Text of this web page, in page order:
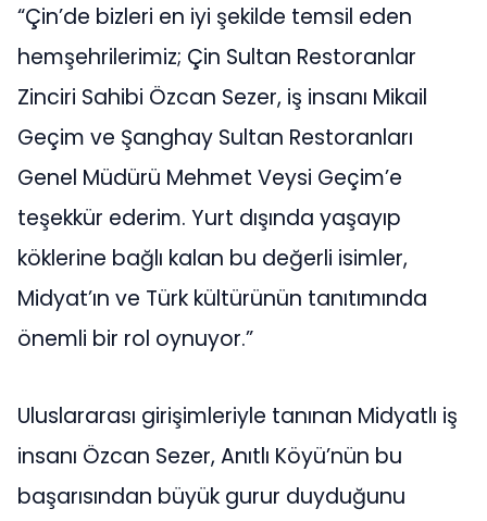
“Çin’de bizleri en iyi şekilde temsil eden
hemşehrilerimiz; Çin Sultan Restoranlar
Zinciri Sahibi Özcan Sezer, iş insanı Mikail
Geçim ve Şanghay Sultan Restoranları
Genel Müdürü Mehmet Veysi Geçim’e
teşekkür ederim. Yurt dışında yaşayıp
köklerine bağlı kalan bu değerli isimler,
Midyat’ın ve Türk kültürünün tanıtımında
önemli bir rol oynuyor.”
Uluslararası girişimleriyle tanınan Midyatlı iş
insanı Özcan Sezer, Anıtlı Köyü’nün bu
başarısından büyük gurur duyduğunu